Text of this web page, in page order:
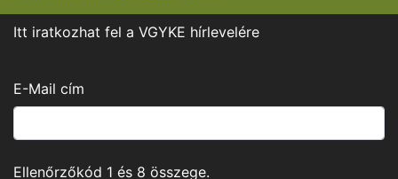
Itt iratkozhat fel a VGYKE hírlevelére
E-Mail cím
Ellenőrzőkód 1 és 8 összege.